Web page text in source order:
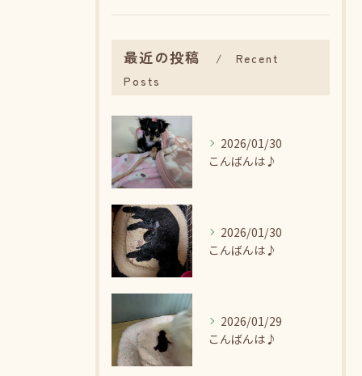
最近の投稿
Recent
Posts
2026/01/30
こんばんは♪
2026/01/30
こんばんは♪
2026/01/29
こんばんは♪